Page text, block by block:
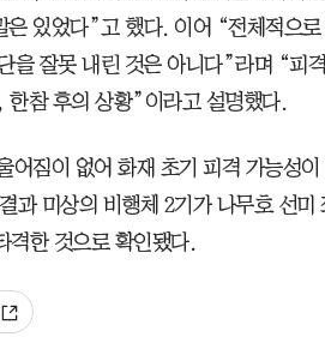
있었다”고 했다. 이어 “전체적으로
을 잘못 내린 것은 아니다”라며 “피
참 후의 상황”이라고 설명했다.
어짐이 없어 화재 초기 피격 가능성
과 미상의 비행체 2기가 나무호 선미
격한 것으로 확인됐다.